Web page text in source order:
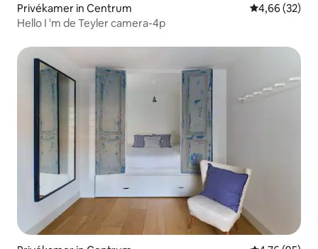
Privékamer in Centrum Gemiddelde
4,66 (32)
Hello I 'm de Teyler camera-4p